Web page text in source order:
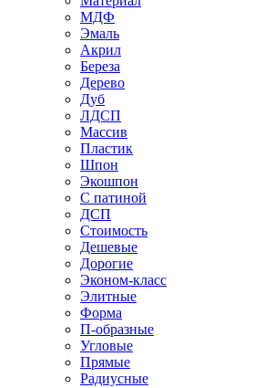
МДФ
Эмаль
Акрил
Береза
Дерево
Дуб
ЛДСП
Массив
Пластик
Шпон
Экошпон
С патиной
ДСП
Стоимость
Дешевые
Дорогие
Эконом-класс
Элитные
Форма
П-образные
Угловые
Прямые
Радиусные